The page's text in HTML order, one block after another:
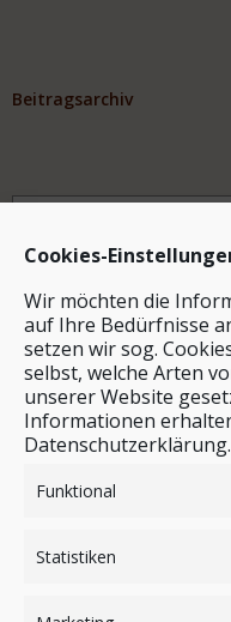
Cookies-
Wir möchten die
auf Ihre Bedürfnisse
setzen wir sog.
selbst, welche Arten
unserer Website
Informationen
Datenschutzerklärung.
Funktional
Statistiken
Beitragsarchiv
Archiv
Stichwortsuche